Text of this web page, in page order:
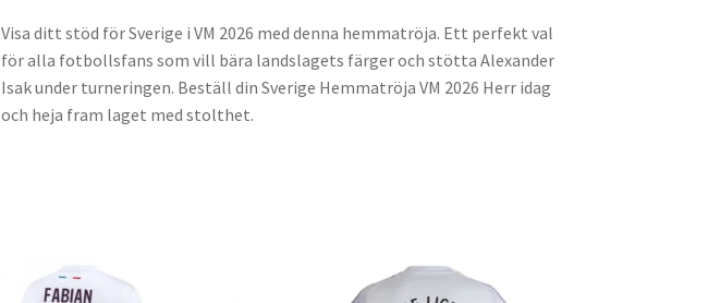
Visa ditt stöd för Sverige i VM 2026 med denna hemmatröja. Ett perfekt val
för alla fotbollsfans som vill bära landslagets färger och stötta Alexander
Isak under turneringen. Beställ din Sverige Hemmatröja VM 2026 Herr idag
och heja fram laget med stolthet.